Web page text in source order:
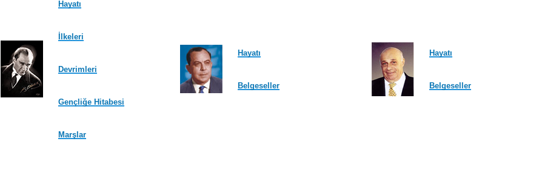
Hayatı
İlkeleri
Devrimleri
Gençliğe Hitabesi
Marşlar
Hayatı
Belgeseller
Hayatı
Belgeseller